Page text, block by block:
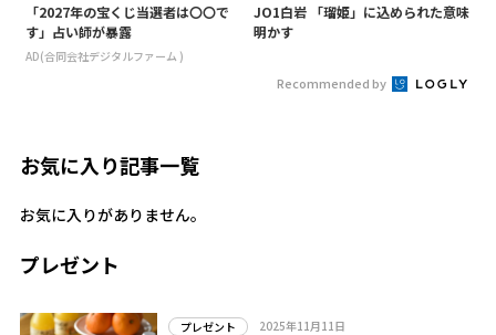
「2027年の宝くじ当選者は〇〇で
す」占い師が暴露
AD(合同会社デジタルファーム )
JO1白岩 「瑠姫」に込められた意味
明かす
Recommended by
お気に入り記事一覧
お気に入りがありません。
プレゼント
プレゼント 2025年11月11日